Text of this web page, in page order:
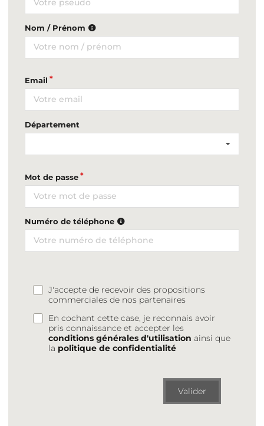
Nom / Prénom
Email
Département
Mot de passe
Numéro de téléphone
J'accepte de recevoir des propositions
commerciales de nos partenaires
En cochant cette case, je reconnais avoir
pris connaissance et accepter les
conditions générales d'utilisation ainsi que
la politique de confidentialité
Valider